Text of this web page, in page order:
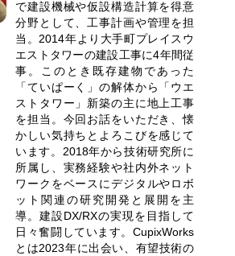
で建設機械や仮設構造計算を得意
分野として、工事計画や管理を担
当。2014年より大手町プレイスウ
エストタワーの建設工事に4年間従
事。このとき既存建物であった
「ていぱーく」の解体から「ウエ
ストタワー」新築の主に地上工事
を担当。今回お話をいただき、懐
かしい気持ちとよろこびを感じて
います。2018年から技術研究所に
所属し、実務経験や社内外ネット
ワークをベースにデジタルやロボ
ット関連の研究開発と展開を主
導。建設DX/RXの実現を目指して
日々奮闘しています。CupixWorks
とは2023年に出会い、有望技術の